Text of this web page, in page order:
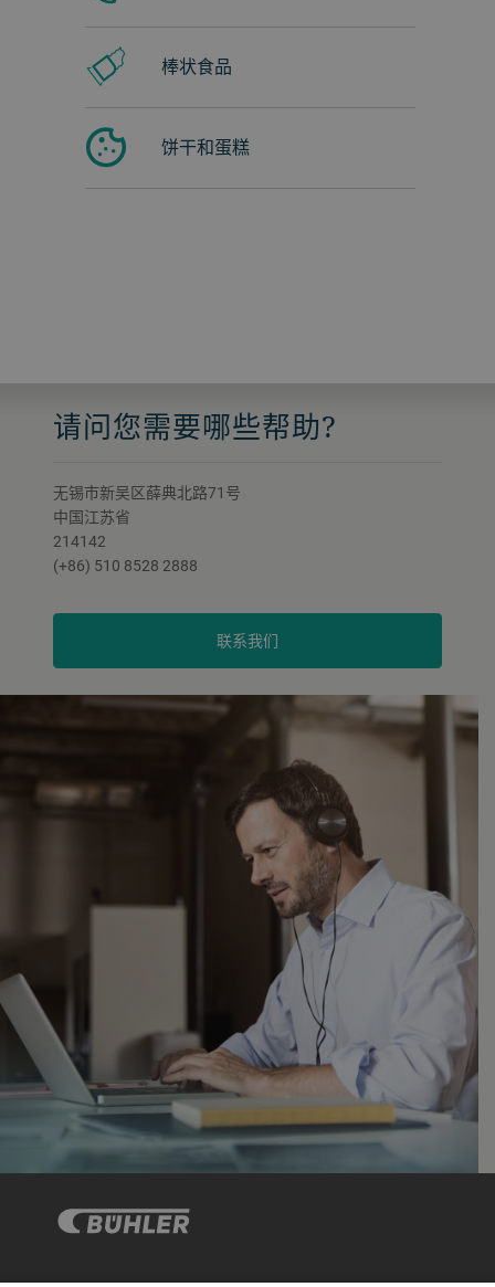
棒状食品
饼干和蛋糕
请问您需要哪些帮助?
无锡市新吴区薛典北路71号
中国江苏省
214142
(+86) 510 8528 2888
联系我们